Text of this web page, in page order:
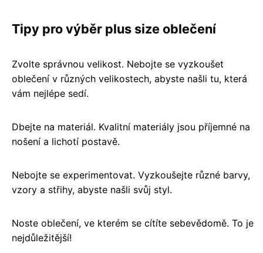
Tipy pro výběr plus size oblečení
Zvolte správnou velikost. Nebojte se vyzkoušet
oblečení v různých velikostech, abyste našli tu, která
vám nejlépe sedí.
Dbejte na materiál. Kvalitní materiály jsou příjemné na
nošení a lichotí postavě.
Nebojte se experimentovat. Vyzkoušejte různé barvy,
vzory a střihy, abyste našli svůj styl.
Noste oblečení, ve kterém se cítíte sebevědomě. To je
nejdůležitější!